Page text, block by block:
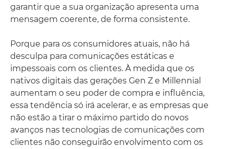
garantir que a sua organização apresenta uma
mensagem coerente, de forma consistente.
Porque para os consumidores atuais, não há
desculpa para comunicações estáticas e
impessoais com os clientes. À medida que os
nativos digitais das gerações Gen Z e Millennial
aumentam o seu poder de compra e influência,
essa tendência só irá acelerar, e as empresas que
não estão a tirar o máximo partido do novos
avanços nas tecnologias de comunicações com
clientes não conseguirão envolvimento com os